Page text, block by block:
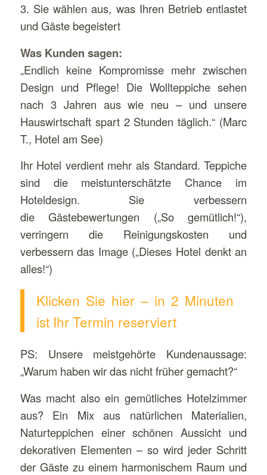
3. Sie wählen aus, was Ihren Betrieb entlastet
und Gäste begeistert
Was Kunden sagen:
„Endlich keine Kompromisse mehr zwischen
Design und Pflege! Die Wollteppiche sehen
nach 3 Jahren aus wie neu – und unsere
Hauswirtschaft spart 2 Stunden täglich.“ (Marc
T., Hotel am See)
Ihr Hotel verdient mehr als Standard. Teppiche
sind die meistunterschätzte Chance im
Hoteldesign. Sie verbessern
die Gästebewertungen („So gemütlich!“),
verringern die Reinigungskosten und
verbessern das Image („Dieses Hotel denkt an
alles!“)
Klicken Sie hier – in 2 Minuten
ist Ihr Termin reserviert
PS: Unsere meistgehörte Kundenaussage:
„Warum haben wir das nicht früher gemacht?“
Was macht also ein gemütliches Hotelzimmer
aus? Ein Mix aus natürlichen Materialien,
Naturteppichen einer schönen Aussicht und
dekorativen Elementen – so wird jeder Schritt
der Gäste zu einem harmonischem Raum und